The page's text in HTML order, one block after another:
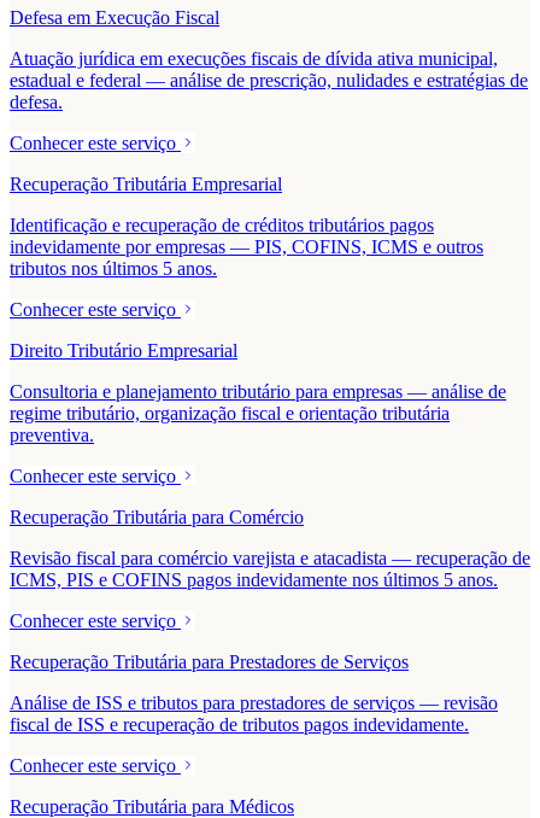
Defesa em Execução Fiscal
Atuação jurídica em execuções fiscais de dívida ativa municipal,
estadual e federal — análise de prescrição, nulidades e estratégias de
defesa.
Conhecer este serviço
Recuperação Tributária Empresarial
Identificação e recuperação de créditos tributários pagos
indevidamente por empresas — PIS, COFINS, ICMS e outros
tributos nos últimos 5 anos.
Conhecer este serviço
Direito Tributário Empresarial
Consultoria e planejamento tributário para empresas — análise de
regime tributário, organização fiscal e orientação tributária
preventiva.
Conhecer este serviço
Recuperação Tributária para Comércio
Revisão fiscal para comércio varejista e atacadista — recuperação de
ICMS, PIS e COFINS pagos indevidamente nos últimos 5 anos.
Conhecer este serviço
Recuperação Tributária para Prestadores de Serviços
Análise de ISS e tributos para prestadores de serviços — revisão
fiscal de ISS e recuperação de tributos pagos indevidamente.
Conhecer este serviço
Recuperação Tributária para Médicos